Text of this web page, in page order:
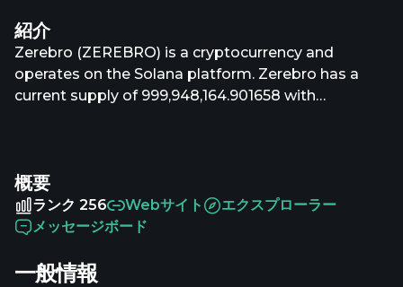
紹介
Zerebro (ZEREBRO) is a cryptocurrency and
operates on the Solana platform. Zerebro has a
current supply of 999,948,164.901658 with
active market(s) with $5,285,695.88 traded over the
last 24 hours. More information can be found at
https://zerebro.org.
概要
ランク 256 Webサイト
エクスプローラー
メッセージボード
一般情報